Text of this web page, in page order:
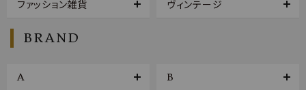
ファッション雑貨 ヴィンテージ
BRAND
A B